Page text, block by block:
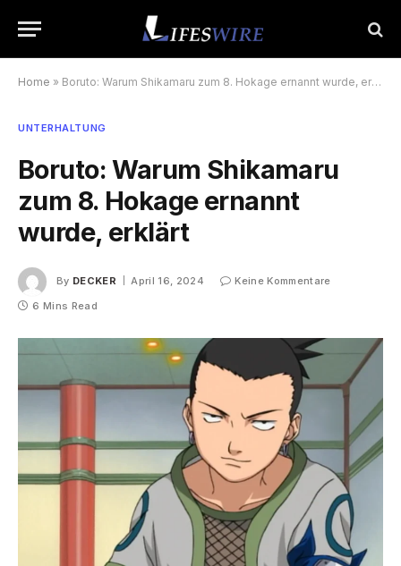
Home » Boruto: Warum Shikamaru zum 8. Hokage ernannt wurde, erklärt
UNTERHALTUNG
Boruto: Warum Shikamaru
zum 8. Hokage ernannt
wurde, erklärt
By DECKER April 16, 2024
Keine Kommentare
6 Mins Read